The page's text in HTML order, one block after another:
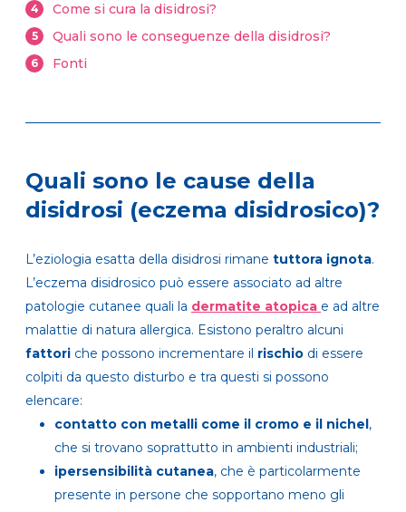
4 Come si cura la disidrosi?
5 Quali sono le conseguenze della disidrosi?
6 Fonti
Quali sono le cause della
disidrosi (eczema disidrosico)?
L’eziologia esatta della disidrosi rimane tuttora ignota.
L’eczema disidrosico può essere associato ad altre
patologie cutanee quali la dermatite atopica e ad altre
malattie di natura allergica. Esistono peraltro alcuni
fattori che possono incrementare il rischio di essere
colpiti da questo disturbo e tra questi si possono
elencare:
contatto con metalli come il cromo e il nichel ,
che si trovano soprattutto in ambienti industriali;
ipersensibilità cutanea, che è particolarmente
presente in persone che sopportano meno gli